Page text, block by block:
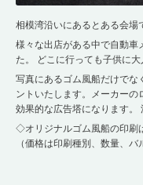
相模湾沿いにあるとある会場
様々な出店がある中で自動車
た。 どこに行っても子供に大
写真にあるゴム風船だけでな
ントいたします。メーカーの
効果的な広告塔になります。
◇オリジナルゴム風船の印刷
（価格は印刷種別、数量、バ